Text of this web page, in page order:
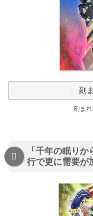
刻
刻ま
「千年の眠り
行で更に需要が